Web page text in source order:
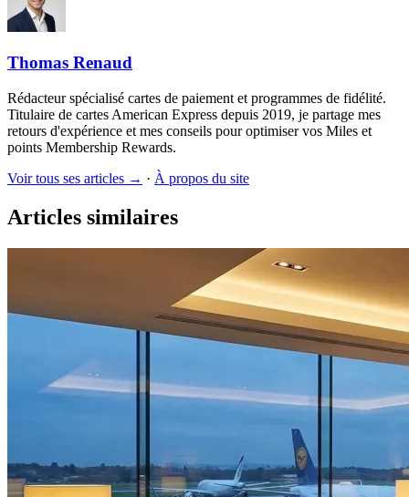
Thomas Renaud
Rédacteur spécialisé cartes de paiement et programmes de fidélité.
Titulaire de cartes American Express depuis 2019, je partage mes
retours d'expérience et mes conseils pour optimiser vos Miles et
points Membership Rewards.
Voir tous ses articles → · À propos du site
Articles similaires